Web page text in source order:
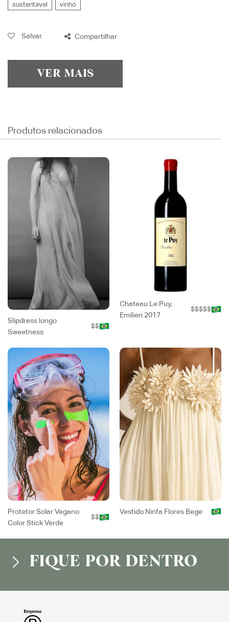
sustentável
vinho
Salvar Compartilhar
VER MAIS
Produtos relacionados
Slipdress longo
Sweetness
$$
Chateau Le Puy,
Emilien 2017
$$$$$
Protetor Solar Vegano
Color Stick Verde
$$
Vestido Ninfa Flores Bege
FIQUE POR DENTRO